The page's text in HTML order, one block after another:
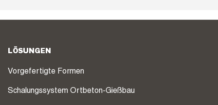
LÖSUNGEN
Vorgefertigte Formen
Schalungssystem Ortbeton-Gießbau